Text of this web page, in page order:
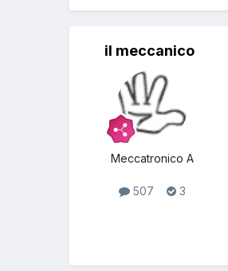
il meccanico
Meccatronico A
507 3